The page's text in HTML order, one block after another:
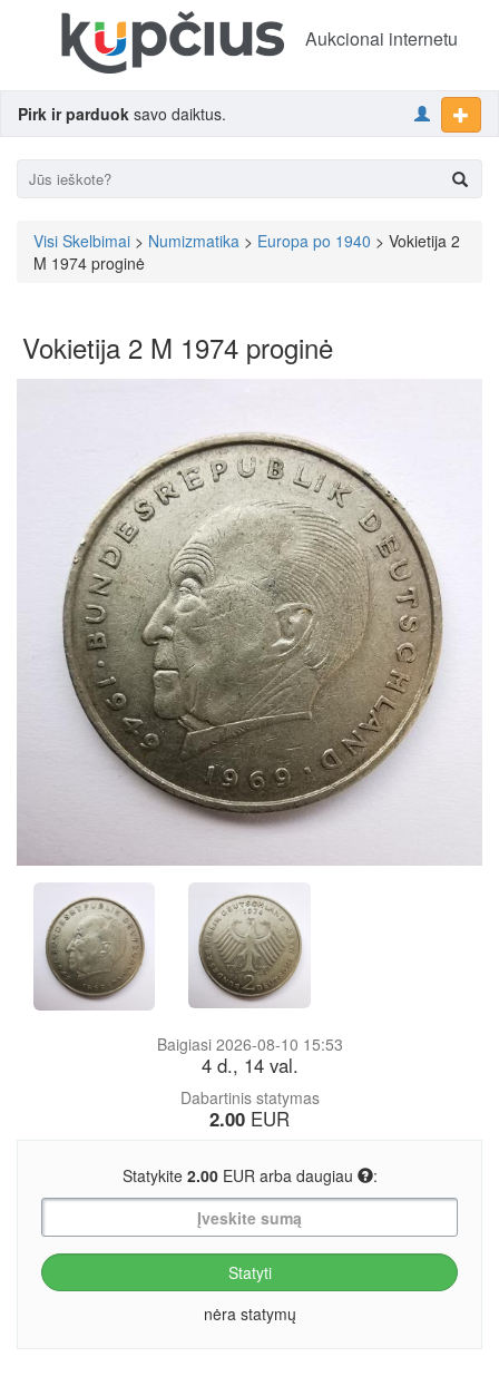
Aukcionai internetu
Pirk ir parduok savo daiktus.
Visi Skelbimai > Numizmatika > Europa po 1940 > Vokietija 2
M 1974 proginė
Vokietija 2 M 1974 proginė
Dabartinis statymas
2.00 EUR
Baigiasi 2026-08-10 15:53
4 d., 14 val.
Statykite 2.00EUR arba daugiau :
nėra statymų